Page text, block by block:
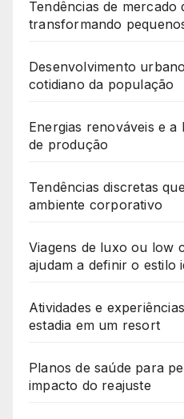
Tendências de mercado
transformando
Desenvolvimento
cotidiano da população
Energias renováveis e
de produção
Tendências discretas
ambiente corporativo
Viagens de luxo ou low
ajudam a definir o estilo
Atividades e
estadia em um resort
Planos de saúde para
impacto do reajuste